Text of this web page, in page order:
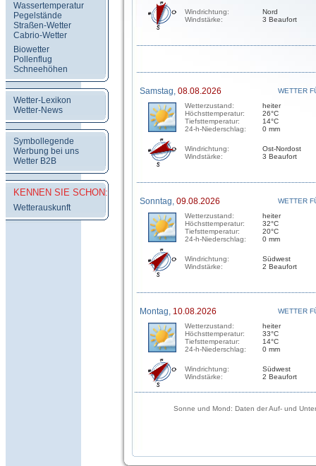
Wassertemperatur
Pegelstände
Straßen-Wetter
Cabrio-Wetter
Biowetter
Pollenflug
Schneehöhen
Wetter-Lexikon
Wetter-News
Symbollegende
Werbung bei uns
Wetter B2B
KENNEN SIE SCHON:
Wetterauskunft
Windrichtung:
Windstärke:
Nord
3 Beaufort
Samstag, 08.08.2026
WETTER
Wetterzustand:
Höchsttemperatur:
Tiefsttemperatur:
24-h-Niederschlag:
heiter
26°C
14°C
0 mm
Windrichtung:
Windstärke:
Ost-Nordost
3 Beaufort
Sonntag, 09.08.2026
WETTER
Wetterzustand:
Höchsttemperatur:
Tiefsttemperatur:
24-h-Niederschlag:
heiter
32°C
20°C
0 mm
Windrichtung:
Windstärke:
Südwest
2 Beaufort
Montag, 10.08.2026
WETTER
Wetterzustand:
Höchsttemperatur:
Tiefsttemperatur:
24-h-Niederschlag:
heiter
33°C
14°C
0 mm
Windrichtung:
Windstärke:
Südwest
2 Beaufort
Sonne und Mond: Daten der Auf- und